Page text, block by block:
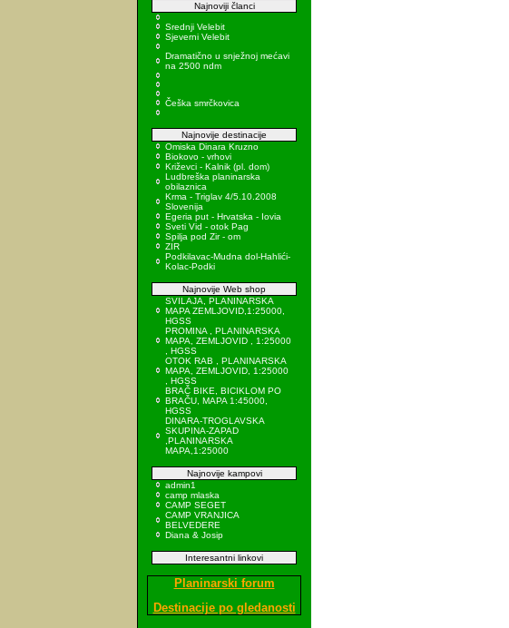
Najnoviji članci
Srednji Velebit
Sjeverni Velebit
Dramatično u snježnoj mećavi
na 2500 ndm
Češka smrčkovica
Najnovije destinacije
Omiska Dinara Kruzno
Biokovo - vrhovi
Križevci - Kalnik (pl. dom)
Ludbreška planinarska
obilaznica
Krma - Triglav 4/5.10.2008
Slovenija
Egeria put - Hrvatska - Iovia
Sveti Vid - otok Pag
Spilja pod Zir - om
ZIR
Podkilavac-Mudna dol-Hahlići-
Kolac-Podki
Najnovije Web shop
SVILAJA, PLANINARSKA
MAPA ZEMLJOVID,1:25000,
HGSS
PROMINA , PLANINARSKA
MAPA, ZEMLJOVID , 1:25000
, HGSS
OTOK RAB , PLANINARSKA
MAPA, ZEMLJOVID, 1:25000
, HGSS
BRAČ BIKE, BICIKLOM PO
BRAČU, MAPA 1:45000,
HGSS
DINARA-TROGLAVSKA
SKUPINA-ZAPAD
,PLANINARSKA
MAPA,1:25000
Najnovije kampovi
admin1
camp mlaska
CAMP SEGET
CAMP VRANJICA
BELVEDERE
Diana & Josip
Interesantni linkovi
Planinarski forum
Destinacije po gledanosti